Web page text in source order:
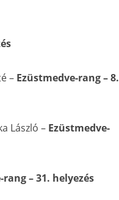
– Ezüstmedve-rang – 8.
László – Ezüstmedve-
– 31. helyezés